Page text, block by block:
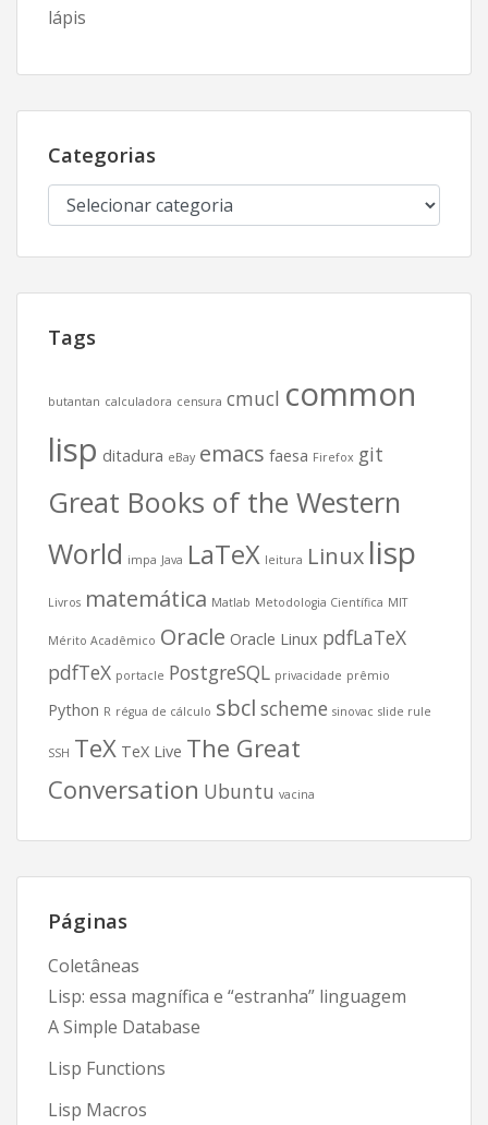
lápis
Categorias
Categorias
Tags
butantan calculadora censura cmucl common
lisp ditadura eBay emacs faesa Firefox git
Great Books of the Western
World impa Java LaTeX leitura Linux lisp
Livros matemática Matlab Metodologia Científica MIT
Mérito Acadêmico Oracle Oracle Linux pdfLaTeX
pdfTeX portacle PostgreSQL privacidade prêmio
Python R régua de cálculo sbcl scheme sinovac slide rule
SSH TeX TeX Live The Great
Conversation Ubuntu vacina
Páginas
Coletâneas
Lisp: essa magnífica e “estranha” linguagem
A Simple Database
Lisp Functions
Lisp Macros